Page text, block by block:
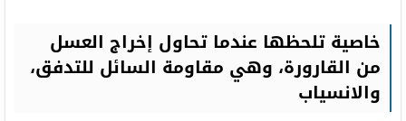
خاصية تلحظها عندما تحاول إخراج العسل
من القارورة، وهي مقاومة السائل للتدفق،
والانسياب